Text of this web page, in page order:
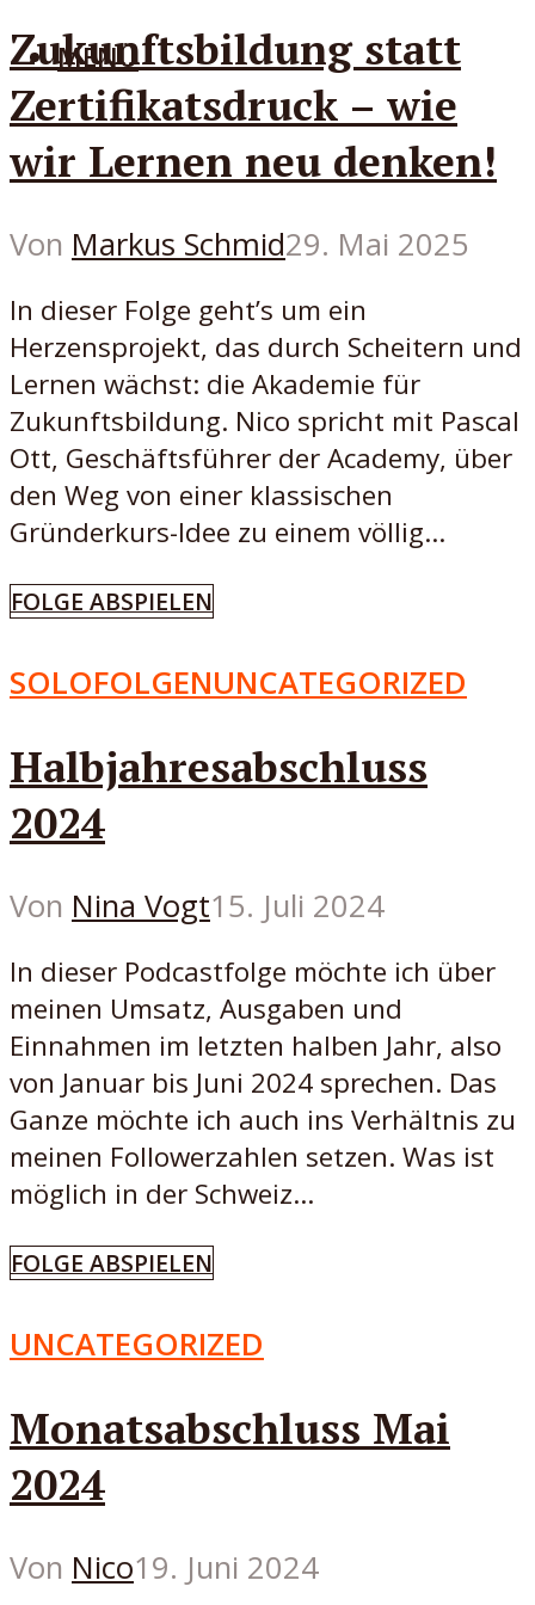
MENÜ
Zukunftsbildung statt
Zertifikatsdruck – wie
wir Lernen neu denken!
Von Markus Schmid29. Mai 2025
In dieser Folge geht’s um ein
Herzensprojekt, das durch Scheitern und
Lernen wächst: die Akademie für
Zukunftsbildung. Nico spricht mit Pascal
Ott, Geschäftsführer der Academy, über
den Weg von einer klassischen
Gründerkurs-Idee zu einem völlig...
FOLGE ABSPIELEN
SOLOFOLGENUNCATEGORIZED
Halbjahresabschluss
2024
Von Nina Vogt15. Juli 2024
In dieser Podcastfolge möchte ich über
meinen Umsatz, Ausgaben und
Einnahmen im letzten halben Jahr, also
von Januar bis Juni 2024 sprechen. Das
Ganze möchte ich auch ins Verhältnis zu
meinen Followerzahlen setzen. Was ist
möglich in der Schweiz...
FOLGE ABSPIELEN
UNCATEGORIZED
Monatsabschluss Mai
2024
Von Nico19. Juni 2024